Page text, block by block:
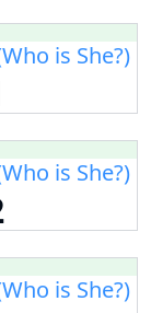
is She?)
is She?)
is She?)